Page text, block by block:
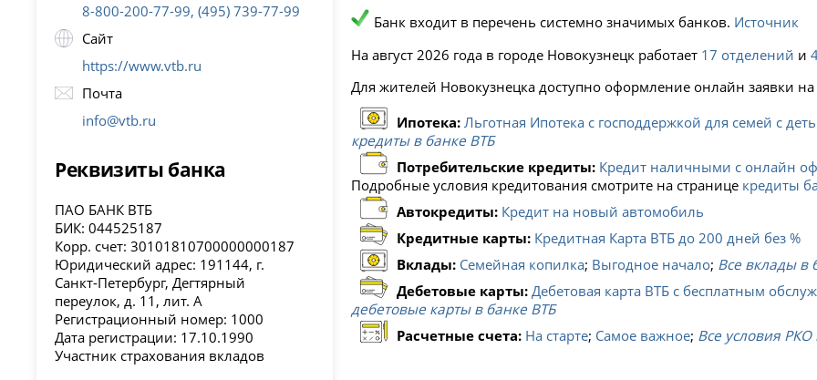
8-800-200-77-99, (495) 739-77-99
Сайт
https://www.vtb.ru
Почта
info@vtb.ru
Реквизиты банка
ПАО БАНК ВТБ
БИК: 044525187
Корр. счет: 30101810700000000187
Юридический адрес: 191144, г.
Санкт-Петербург, Дегтярный
переулок, д. 11, лит. А
Регистрационный номер: 1000
Дата регистрации: 17.10.1990
Участник страхования вкладов
Банк входит в перечень системно значимых банков. Источник
На август 2026 года в городе Новокузнецк работает 17 отделений и
Для жителей Новокузнецка доступно оформление онлайн заявки на
Ипотека:Льготная Ипотека с господдержкой для семей с
кредиты в банке ВТБ
Потребительские кредиты: Кредит наличными с онлайн
Подробные условия кредитования смотрите на странице кредиты
Автокредиты: Кредит на новый автомобиль
Кредитные карты: Кредитная Карта ВТБ до 200 дней без %
Вклады: Семейная копилка; Выгодное начало; Все вклады в
Дебетовые карты:Дебетовая карта ВТБ с бесплатным
дебетовые карты в банке ВТБ
Расчетные счета: На старте; Самое важное; Все условия РКО